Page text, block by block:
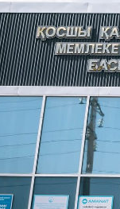
ПОЛУЧИТЬ